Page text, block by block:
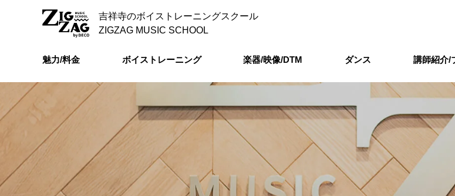
吉祥寺のボイストレーニングスクール
ZIGZAG MUSIC SCHOOL
魅力/料金 ボイストレーニング 楽器/映像/DTM ダンス 講師紹介/